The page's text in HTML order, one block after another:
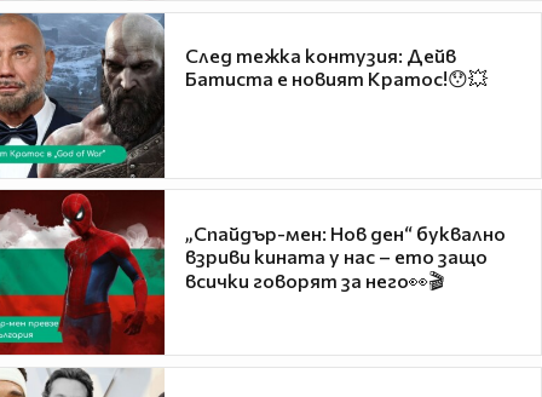
След тежка контузия: Дейв
Батиста е новият Кратос!😯💥
„Спайдър-мен: Нов ден“ буквално
взриви кината у нас – ето защо
всички говорят за него👀🎬